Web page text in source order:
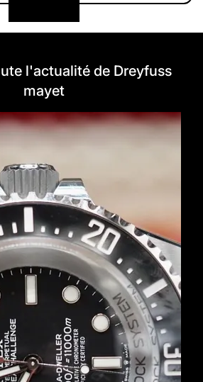
l'actualité de Dreyfuss
mayet